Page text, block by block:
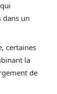
dans un
certaines
la
de